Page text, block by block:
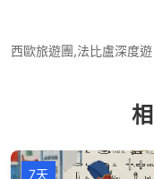
西歐旅遊團,法比盧深度
7天